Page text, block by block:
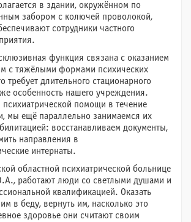
в здании, окружённом по
забором с колючей проволокой,
сотрудники частного
функция связана с оказанием
с тяжёлыми формами психических
требует длительного стационарного
особенность нашего учреждения.
психиатрической помощи в течение
мы ещё параллельно занимаемся их
восстанавливаем документы,
направления в
интернаты.
областной психиатрической больнице
работают люди со светлыми душами и
квалификацией. Оказать
в беду, вернуть им, насколько это
здоровье они считают своим